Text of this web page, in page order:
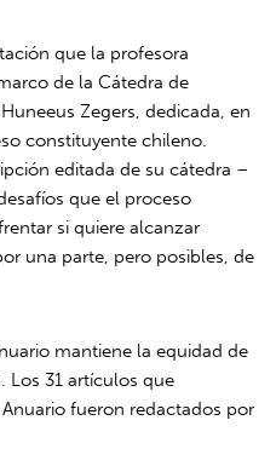
que la profesora
de la Cátedra de
Zegers, dedicada, en
constituyente chileno.
editada de su cátedra –
que el proceso
si quiere alcanzar
una parte, pero posibles, de
mantiene la equidad de
Los 31 artículos que
fueron redactados por